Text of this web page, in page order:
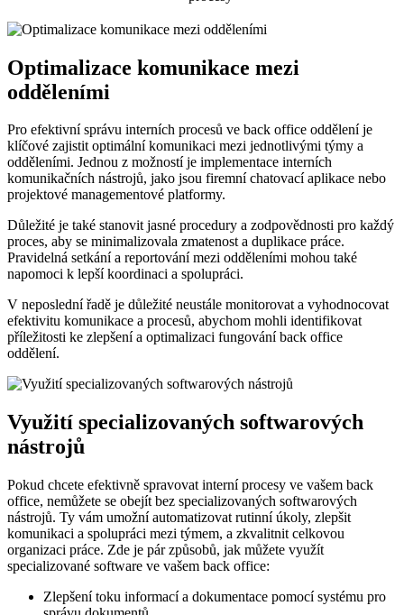
Optimalizace komunikace mezi
odděleními
Pro efektivní správu interních procesů ve back office oddělení je
klíčové zajistit optimální komunikaci mezi jednotlivými týmy a
odděleními. Jednou z možností je implementace interních
komunikačních nástrojů, jako jsou firemní chatovací aplikace nebo
projektové managementové platformy.
Důležité je také stanovit jasné procedury a zodpovědnosti pro každý
proces, aby se minimalizovala zmatenost a duplikace práce.
Pravidelná setkání a reportování mezi odděleními mohou také
napomoci k lepší koordinaci a spolupráci.
V neposlední řadě je důležité neustále monitorovat a vyhodnocovat
efektivitu komunikace a procesů, abychom mohli identifikovat
příležitosti ke zlepšení a optimalizaci fungování back office
oddělení.
Využití specializovaných softwarových
nástrojů
Pokud chcete efektivně spravovat interní procesy ve vašem back
office, nemůžete se obejít bez specializovaných softwarových
nástrojů. Ty vám umožní automatizovat rutinní úkoly, zlepšit
komunikaci a spolupráci mezi týmem, a zkvalitnit celkovou
organizaci práce. Zde je pár způsobů, jak můžete využít
specializované software ve vašem back office:
Zlepšení toku informací a dokumentace pomocí systému pro